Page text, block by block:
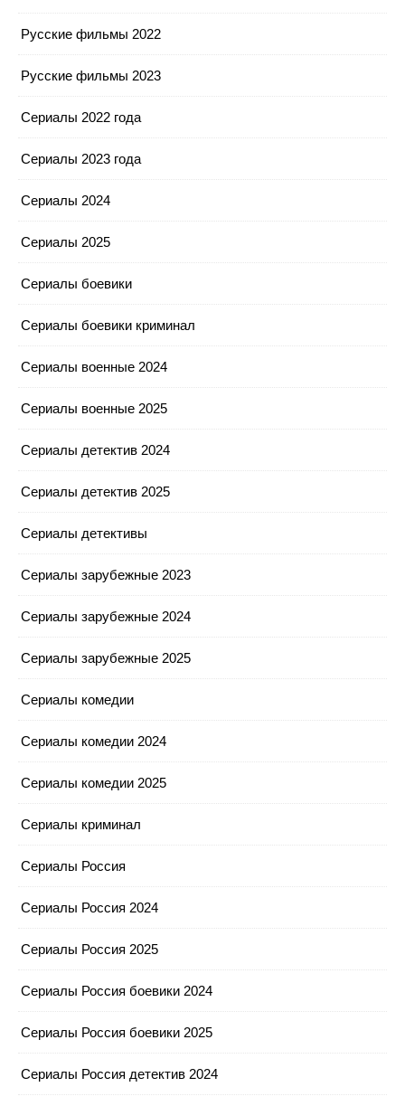
Русские фильмы 2022
Русские фильмы 2023
Сериалы 2022 года
Сериалы 2023 года
Сериалы 2024
Сериалы 2025
Сериалы боевики
Сериалы боевики криминал
Сериалы военные 2024
Сериалы военные 2025
Сериалы детектив 2024
Сериалы детектив 2025
Сериалы детективы
Сериалы зарубежные 2023
Сериалы зарубежные 2024
Сериалы зарубежные 2025
Сериалы комедии
Сериалы комедии 2024
Сериалы комедии 2025
Сериалы криминал
Сериалы Россия
Сериалы Россия 2024
Сериалы Россия 2025
Сериалы Россия боевики 2024
Сериалы Россия боевики 2025
Сериалы Россия детектив 2024